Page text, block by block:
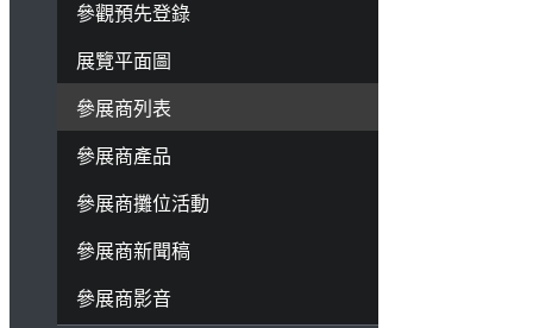
參觀預先登錄
展覽平面圖
參展商列表
參展商產品
參展商攤位活動
參展商新聞稿
參展商影音